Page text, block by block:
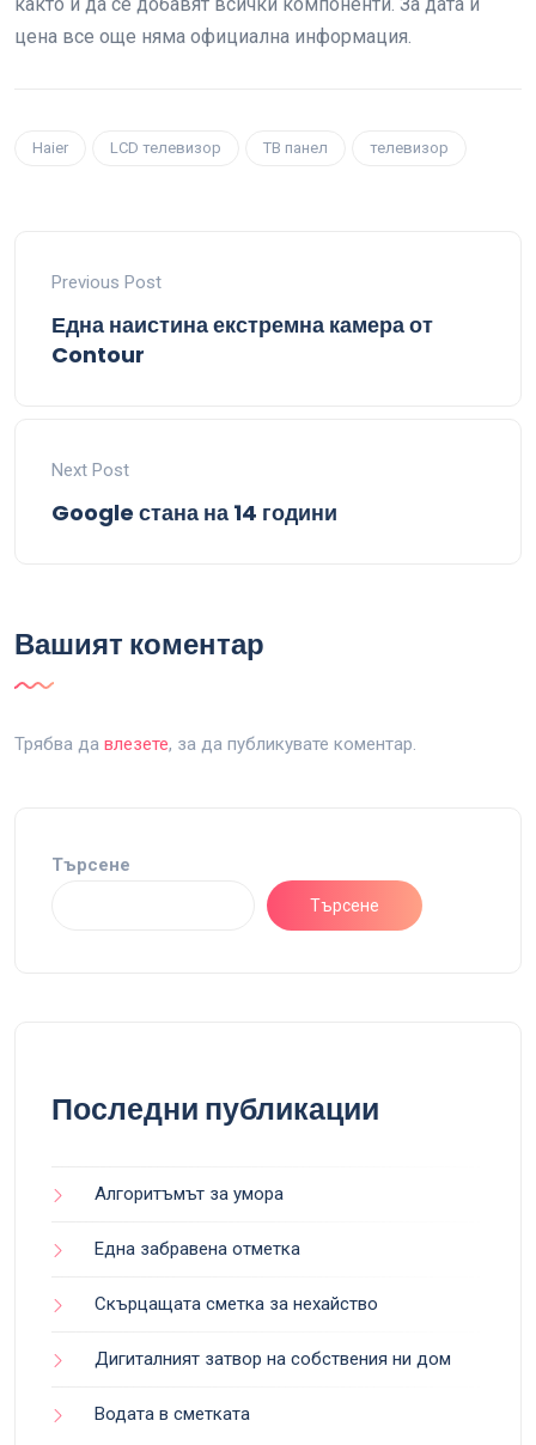
цена все още няма официална информация.
Haier LCD телевизор ТВ панел телевизор
Previous Post
Една наистина екстремна камера от
Contour
Next Post
Google стана на 14 години
Вашият коментар
Трябва да влезете, за да публикувате коментар.
Търсене
Търсене
Последни публикации
Алгоритъмът за умора
Една забравена отметка
Скърцащата сметка за нехайство
Дигиталният затвор на собствения ни дом
Водата в сметката